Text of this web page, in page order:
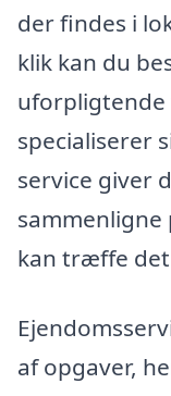
der findes i
klik kan du
uforpligtende
specialiserer
service giver
sammenligne
kan træffe
af opgaver,